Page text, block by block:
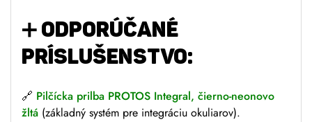
➕ ODPORÚČANÉ
PRÍSLUŠENSTVO:
🔗 Pilčícka prilba PROTOS Integral, čierno-neonovo
žltá (základný systém pre integráciu okuliarov).